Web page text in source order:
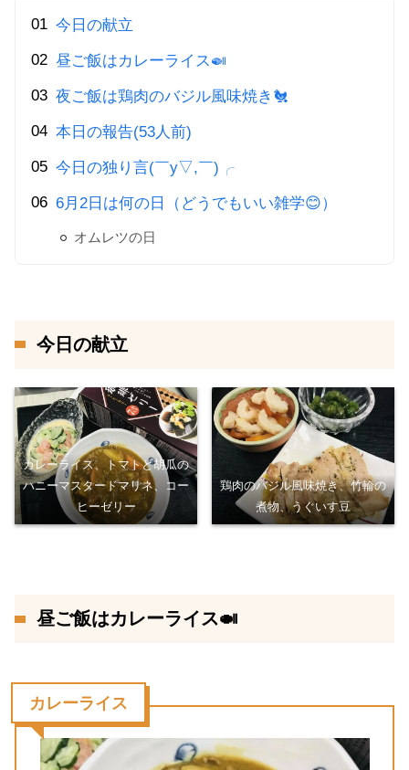
今日の献立
昼ご飯はカレーライス🍛
夜ご飯は鶏肉のバジル風味焼き🐔
本日の報告(53人前)
今日の独り言(￣y▽,￣)╭
6月2日は何の日（どうでもいい雑学😊）
オムレツの日
今日の献立
カレーライス、トマトと胡瓜の
ハニーマスタードマリネ、コー
ヒーゼリー
鶏肉のバジル風味焼き、竹輪の
煮物、うぐいす豆
昼ご飯はカレーライス🍛
カレーライス